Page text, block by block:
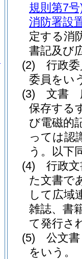
規則第7号
消防署設
定する消
書記及び
(2)
行政
委員をい
(3)
文書
保存する
び電磁的
っては認
う。以下
(4)
行政
た文書で
して広域
雑誌、書
て発行さ
(5)
公文
をいう。